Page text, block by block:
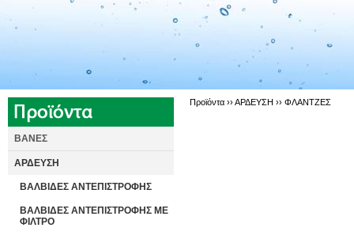
ΒΑΝΕΣ
ΑΡΔΕΥΣΗ
ΒΑΛΒΙΔΕΣ ΑΝΤΕΠΙΣΤΡΟΦΗΣ
ΒΑΛΒΙΔΕΣ ΑΝΤΕΠΙΣΤΡΟΦΗΣ ΜΕ
ΦΙΛΤΡΟ
Προϊόντα ››ΑΡΔΕΥΣΗ ›› ΦΛΑΝΤΖΕΣ